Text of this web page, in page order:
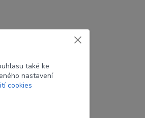
také ke
nastavení
cookies